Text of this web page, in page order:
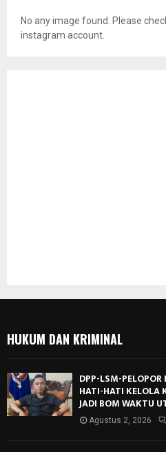
No any image found. Please
instagram account.
HUKUM DAN KRIMINAL
DPP-LSM-
HATI-HATI KELOLA
JADI BOM WAKTU
Agustus 2, 2026